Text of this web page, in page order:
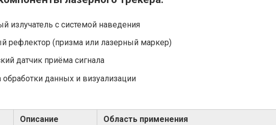
излучатель с системой наведения
рефлектор (призма или лазерный маркер)
датчик приёма сигнала
обработки данных и визуализации
Описание Область применения